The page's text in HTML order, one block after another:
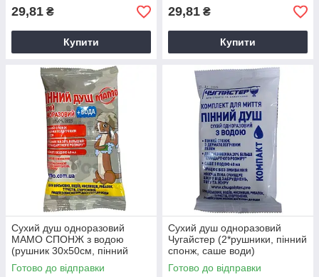
29,81 ₴
Купити
29,81 ₴
Купити
Сухий душ одноразовий
МАМО СПОНЖ з водою
(рушник 30х50см, пінний
спонж 20х12см, саше води)
Готово до відправки
Сухий душ одноразовий
Чугайстер (2*рушники, пінний
спонж, саше води)
Готово до відправки